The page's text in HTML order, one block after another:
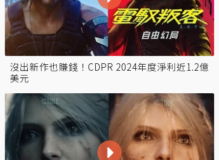
沒出新作也賺錢！CDPR 2024年度淨利近1.2億
美元